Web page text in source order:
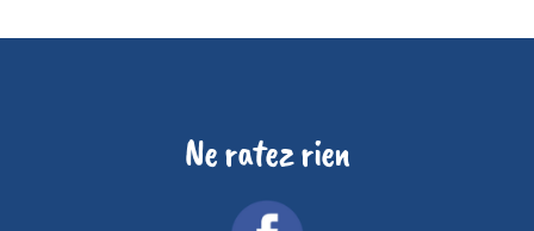
Ne ratez rien